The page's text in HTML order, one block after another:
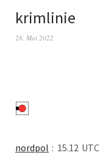
krimlinie
28. Mai 2022
nord­pol : 15.12